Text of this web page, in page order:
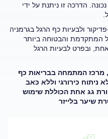
הדרכה זו ניתנת על ידי
ולבעיות כף הרגל בגרמניה
המתקדמת והבטוחה ביותר
ובפרט לבעיות הרגל
, מרכז המתמחה בבריאות כף
ניתוח כירורגי וללא כאב
גג אחת הכוללת שימוש
שיער בלייזר